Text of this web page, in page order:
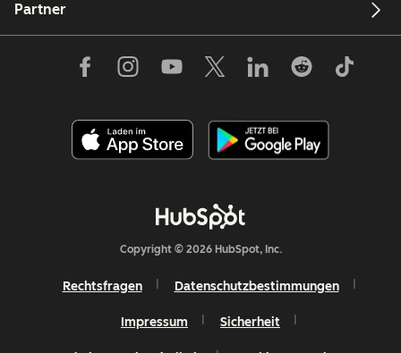
Partner
Copyright © 2026 HubSpot, Inc.
Rechtsfragen Datenschutzbestimmungen
Impressum Sicherheit